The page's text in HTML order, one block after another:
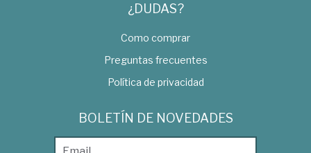
¿DUDAS?
Como comprar
Preguntas frecuentes
Política de privacidad
BOLETÍN DE NOVEDADES